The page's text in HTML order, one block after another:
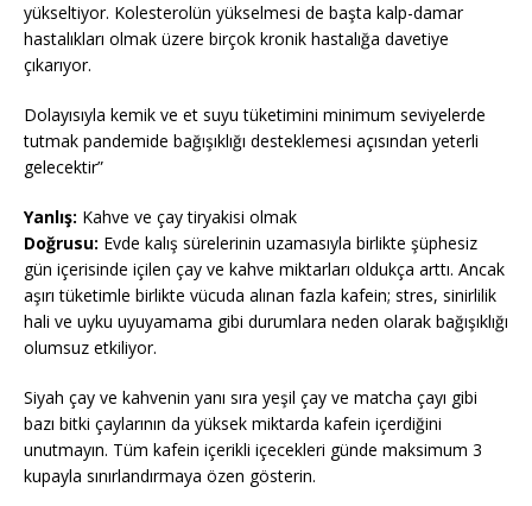
yükseltiyor. Kolesterolün yükselmesi de başta kalp-damar
hastalıkları olmak üzere birçok kronik hastalığa davetiye
çıkarıyor.
Dolayısıyla kemik ve et suyu tüketimini minimum seviyelerde
tutmak pandemide bağışıklığı desteklemesi açısından yeterli
gelecektir”
Yanlış: Kahve ve çay tiryakisi olmak
Doğrusu: Evde kalış sürelerinin uzamasıyla birlikte şüphesiz
gün içerisinde içilen çay ve kahve miktarları oldukça arttı. Ancak
aşırı tüketimle birlikte vücuda alınan fazla kafein; stres, sinirlilik
hali ve uyku uyuyamama gibi durumlara neden olarak bağışıklığı
olumsuz etkiliyor.
Siyah çay ve kahvenin yanı sıra yeşil çay ve matcha çayı gibi
bazı bitki çaylarının da yüksek miktarda kafein içerdiğini
unutmayın. Tüm kafein içerikli içecekleri günde maksimum 3
kupayla sınırlandırmaya özen gösterin.